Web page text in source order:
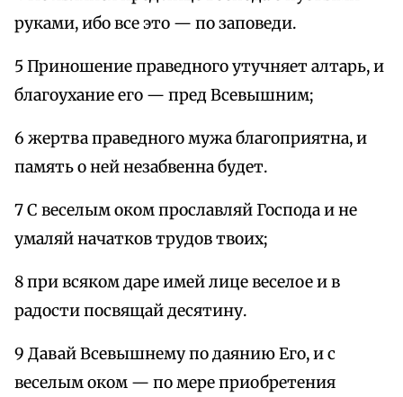
руками, ибо все это — по заповеди.
5 Приношение праведного утучняет алтарь, и
благоухание его — пред Всевышним;
6 жертва праведного мужа благоприятна, и
память о ней незабвенна будет.
7 С веселым оком прославляй Господа и не
умаляй начатков трудов твоих;
8 при всяком даре имей лице веселое и в
радости посвящай десятину.
9 Давай Всевышнему по даянию Его, и с
веселым оком — по мере приобретения